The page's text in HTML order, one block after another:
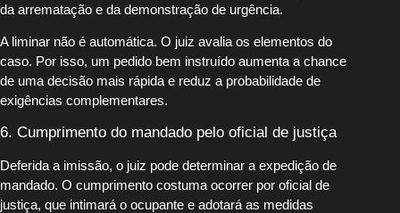
da arrematação e da demonstração de urgência.
A liminar não é automática. O juiz avalia os elementos do
caso. Por isso, um pedido bem instruído aumenta a chance
de uma decisão mais rápida e reduz a probabilidade de
exigências complementares.
6. Cumprimento do mandado pelo oficial de justiça
Deferida a imissão, o juiz pode determinar a expedição de
mandado. O cumprimento costuma ocorrer por oficial de
justiça, que intimará o ocupante e adotará as medidas